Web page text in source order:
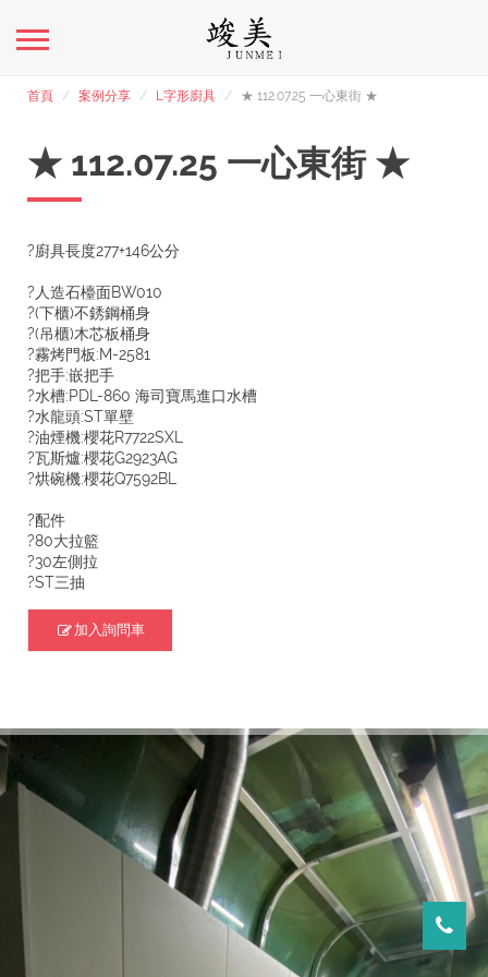
首頁 案例分享 L字形廚具 ★ 112.07.25 一心東街 ★
★ 112.07.25 一心東街 ★
?廚具長度277+146公分
?人造石檯面BW010
?(下櫃)不銹鋼桶身
?(吊櫃)木芯板桶身
?霧烤門板:M-2581
?把手:嵌把手
?水槽:PDL-860 海司寶馬進口水槽
?水龍頭:ST單壁
?油煙機:櫻花R7722SXL
?瓦斯爐:櫻花G2923AG
?烘碗機:櫻花Q7592BL
?配件
?80大拉籃
?30左側拉
?ST三抽
加入詢問車